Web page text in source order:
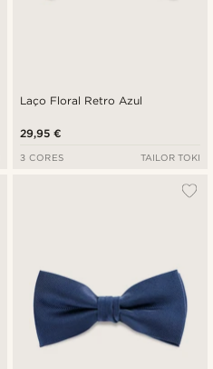
Laço Floral Retro Azul
29,95 €
3 CORES TAILOR TOKI